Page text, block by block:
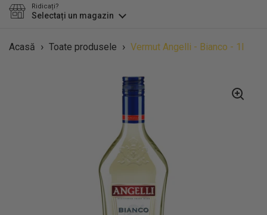
Ridicați?
Selectați un magazin
Acasă › Toate produsele › Vermut Angelli - Bianco - 1l